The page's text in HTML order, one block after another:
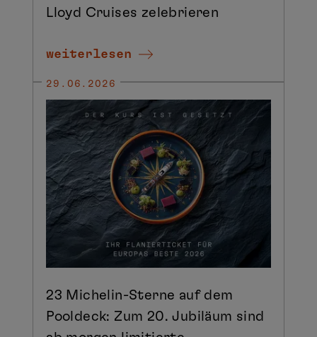
Lloyd Cruises zelebrieren
weiterlesen
23 Michelin-Sterne auf dem
Pooldeck: Zum 20. Jubiläum sind
29.06.2026